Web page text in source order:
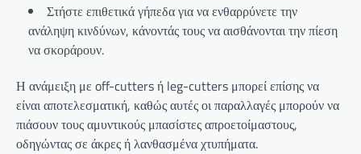
Στήστε επιθετικά γήπεδα για να ενθαρρύνετε την
ανάληψη κινδύνων, κάνοντάς τους να αισθάνονται την πίεση
να σκοράρουν.
Η ανάμειξη με off-cutters ή leg-cutters μπορεί επίσης να
είναι αποτελεσματική, καθώς αυτές οι παραλλαγές μπορούν να
πιάσουν τους αμυντικούς μπασίστες απροετοίμαστους,
οδηγώντας σε άκρες ή λανθασμένα χτυπήματα.